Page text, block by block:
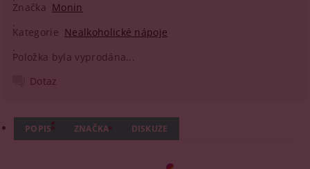
Značka Monin
Kategorie Nealkoholické nápoje
Položka byla vyprodána...
Dotaz
POPIS ZNAČKA DISKUZE